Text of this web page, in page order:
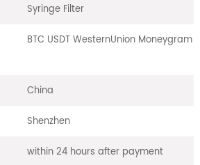
Syringe Filter
BTC USDT WesternUnion Moneygram
China
Shenzhen
within 24 hours after payment